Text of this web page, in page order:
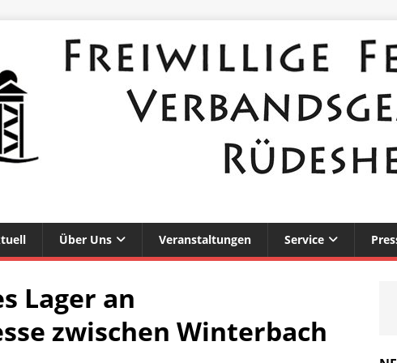
Über Uns Veranstaltungen Service
Lager an
zwischen Winterbach